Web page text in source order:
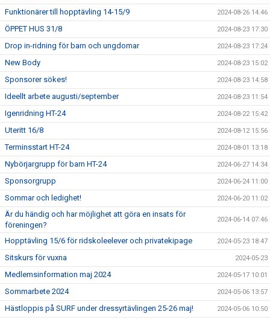
Funktionärer till hopptävling 14-15/9 2024-08-26 14:46
ÖPPET HUS 31/8 2024-08-23 17:30
Drop in-ridning för barn och ungdomar 2024-08-23 17:24
New Body 2024-08-23 15:02
Sponsorer sökes! 2024-08-23 14:58
Ideellt arbete augusti/september 2024-08-23 11:54
Igenridning HT-24 2024-08-22 15:42
Uteritt 16/8 2024-08-12 15:56
Terminsstart HT-24 2024-08-01 13:18
Nybörjargrupp för barn HT-24 2024-06-27 14:34
Sponsorgrupp 2024-06-24 11:00
Sommar och ledighet! 2024-06-20 11:02
Är du händig och har möjlighet att göra en insats för
föreningen?
2024-06-14 07:46
Hopptävling 15/6 för ridskoleelever och privatekipage 2024-05-23 18:47
Sitskurs för vuxna 2024-05-23
Medlemsinformation maj 2024 2024-05-17 10:01
Sommarbete 2024 2024-05-06 13:57
Hästloppis på SURF under dressyrtävlingen 25-26 maj! 2024-05-06 10:50